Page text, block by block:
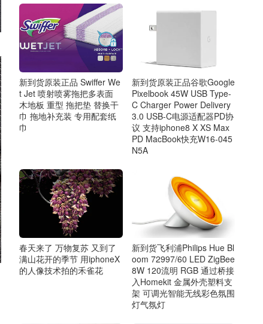
新到货原装正品 Swiffer We
t Jet 喷射喷雾拖把多表面
木地板 重型 拖把垫 替换干
巾 拖地补充装 专用配套纸
巾
新到货原装正品谷歌Google
Pixelbook 45W USB Type-
C Charger Power Delivery
3.0 USB-C电源适配器PD协
议 支持iphone8 X XS Max
PD MacBook快充W16-045
N5A
春天来了 万物复苏 又到了
满山花开的季节 用iphoneX
的人像技术拍的禾雀花
新到货飞利浦Philips Hue Bl
oom 72997/60 LED ZigBee
8W 120流明 RGB 通过桥接
入Homekit 金属外壳塑料支
架 可调光智能无线彩色氛围
灯气氛灯